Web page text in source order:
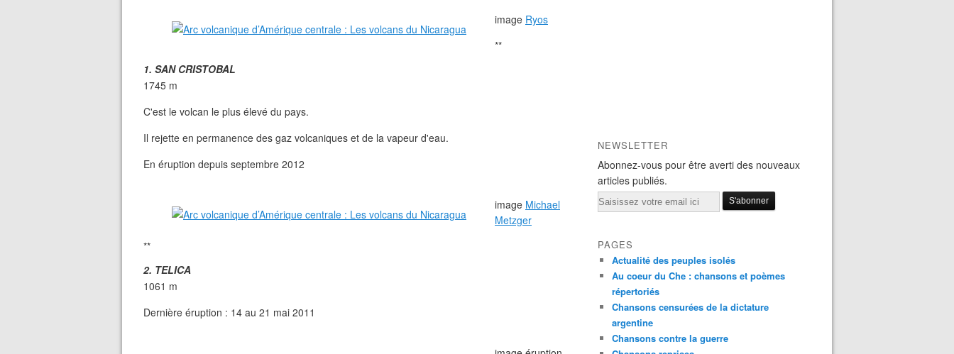
image Ryos
**
1. SAN CRISTOBAL
1745 m
C'est le volcan le plus élevé du pays.
Il rejette en permanence des gaz volcaniques et de la vapeur d'eau.
En éruption depuis septembre 2012
image Michael
Metzger
**
2. TELICA
1061 m
Dernière éruption : 14 au 21 mai 2011
NEWSLETTER
Abonnez-vous pour être averti des nouveaux
articles publiés.
Email
PAGES
Actualité des peuples isolés
Au coeur du Che : chansons et poèmes
répertoriés
Chansons censurées de la dictature
argentine
Chansons contre la guerre